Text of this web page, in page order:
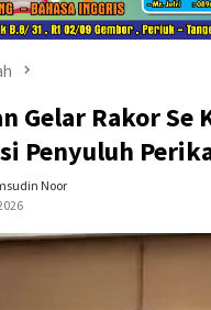
Gelar Rakor Se
Penyuluh
Noor